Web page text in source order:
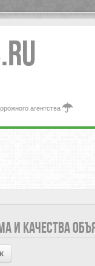
агентства
И КАЧЕСТВА